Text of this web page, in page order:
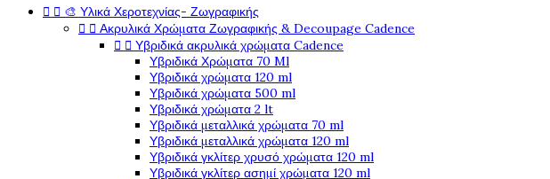
  🎨 Υλικά Χεροτεχνίας- Ζωγραφικής
  Ακρυλικά Χρώματα Ζωγραφικής & Decoupage Cadence
  Υβριδικά ακρυλικά χρώματα Cadence
Υβριδικά Χρώματα 70 Ml
Υβριδικά χρώματα 120 ml
Υβριδικά χρώματα 500 ml
Υβριδικά χρώματα 2 lt
Υβριδικά μεταλλικά χρώματα 70 ml
Υβριδικά μεταλλικά χρώματα 120 ml
Υβριδικά γκλίτερ χρυσό χρώματα 120 ml
Υβριδικά γκλίτερ ασημί χρώματα 120 ml